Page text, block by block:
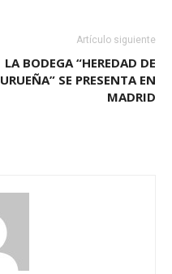
Artículo siguiente
LA BODEGA “HEREDAD DE
URUEÑA” SE PRESENTA EN
MADRID